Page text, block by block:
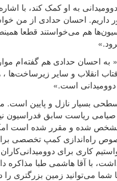
به او کمک کند، با
داریم. احسان حدادی از من
هم می‌خواستند قطعا
حدادی هم گفته‌ام
انقلاب و سایر زیرساخت‌ها
است.»
بسیار نازل و پایین است.
ریاست سابق فدراسیون
شده و مقرر شده است
راه‌اندازی کمپ تخصصی
کاری برای
با آقا هاشمی طبا مذاکره
می‌توانید زمین بزرگتری را